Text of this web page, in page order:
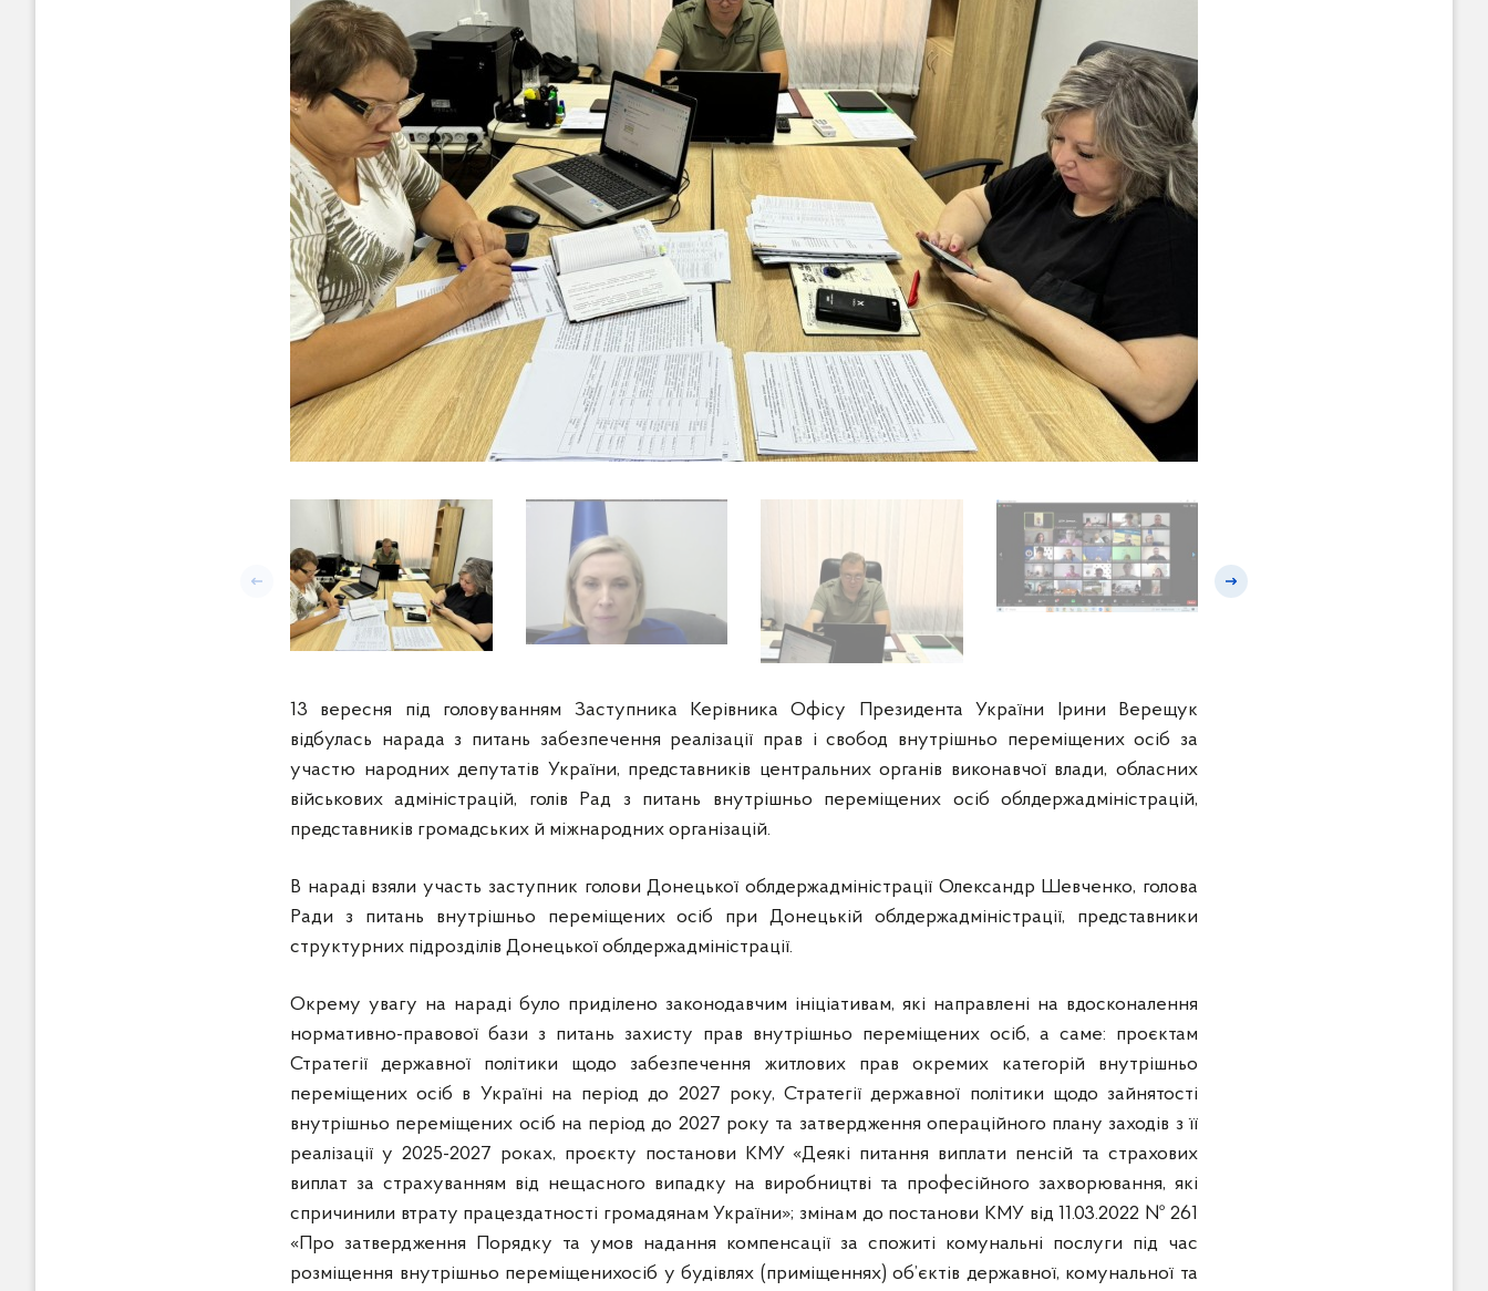
Попередній слайд Наступний слайд
13 вересня під головуванням Заступника Керівника Офісу Президента України Ірини Верещук
відбулась нарада з питань забезпечення реалізації прав і свобод внутрішньо переміщених осіб за
участю народних депутатів України, представників центральних органів виконавчої влади, обласних
військових адміністрацій, голів Рад з питань внутрішньо переміщених осіб облдержадміністрацій,
представників громадських й міжнародних організацій.
В нараді взяли участь заступник голови Донецької облдержадміністрації Олександр Шевченко, голова
Ради з питань внутрішньо переміщених осіб при Донецькій облдержадміністрації, представники
структурних підрозділів Донецької облдержадміністрації.
Окрему увагу на нараді було приділено законодавчим ініціативам, які направлені на вдосконалення
нормативно-правової бази з питань захисту прав внутрішньо переміщених осіб, а саме: проєктам
Стратегії державної політики щодо забезпечення житлових прав окремих категорій внутрішньо
переміщених осіб в Україні на період до 2027 року, Стратегії державної політики щодо зайнятості
внутрішньо переміщених осіб на період до 2027 року та затвердження операційного плану заходів з її
реалізації у 2025-2027 роках, проєкту постанови КМУ «Деякі питання виплати пенсій та страхових
виплат за страхуванням від нещасного випадку на виробництві та професійного захворювання, які
спричинили втрату працездатності громадянам України»; змінам до постанови КМУ від 11.03.2022 № 261
«Про затвердження Порядку та умов надання компенсації за спожиті комунальні послуги під час
розміщення внутрішньо переміщенихосіб у будівлях (приміщеннях) об’єктів державної, комунальної та